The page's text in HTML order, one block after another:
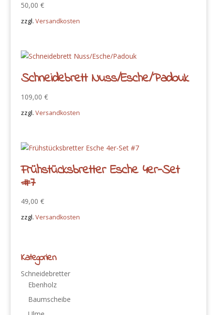
50,00 €
zzgl. Versandkosten
Schneidebrett Nuss/Esche/Padouk
109,00 €
zzgl. Versandkosten
Frühstücksbretter Esche 4er-Set
#7
49,00 €
zzgl. Versandkosten
Kategorien
Schneidebretter
Ebenholz
Baumscheibe